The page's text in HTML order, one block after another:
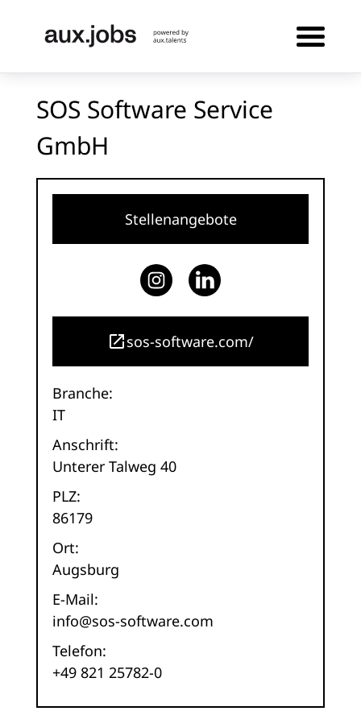
SOS Software Service
GmbH
Stellenangebote
sos-software.com/
Branche:
IT
Anschrift:
Unterer Talweg 40
PLZ:
86179
Ort:
Augsburg
E-Mail:
info@sos-software.com
Telefon:
+49 821 25782-0